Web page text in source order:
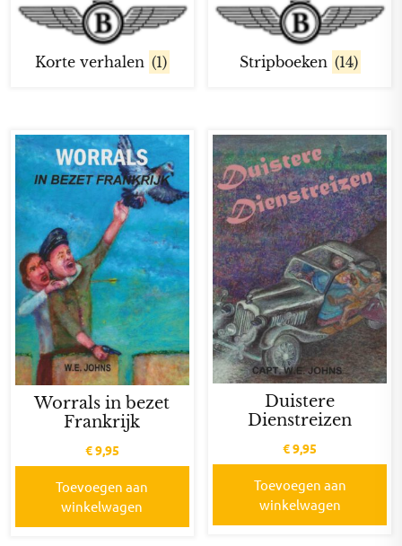
Korte verhalen (1) Stripboeken (14)
Worrals in bezet
Frankrijk
€9,95
Toevoegen aan
winkelwagen
Duistere
Dienstreizen
€9,95
Toevoegen aan
winkelwagen